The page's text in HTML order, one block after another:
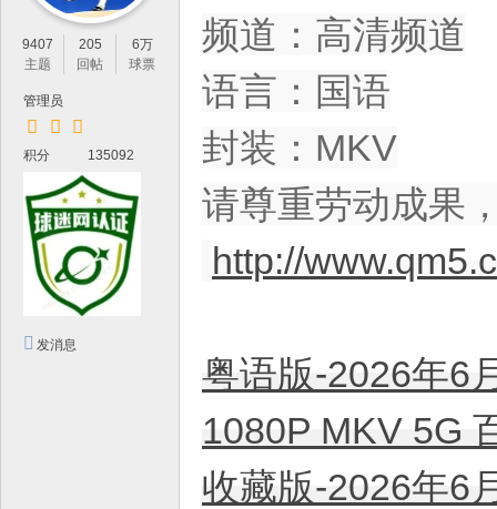
9407
主题
205
回帖
6万
球票
管理员
积分 135092
发消息
频道：高清频道
语言：国语
封装：MKV
请尊重劳动成果
http://
粤语版-2026年6
1080P MKV 5G
收藏版-2026年6